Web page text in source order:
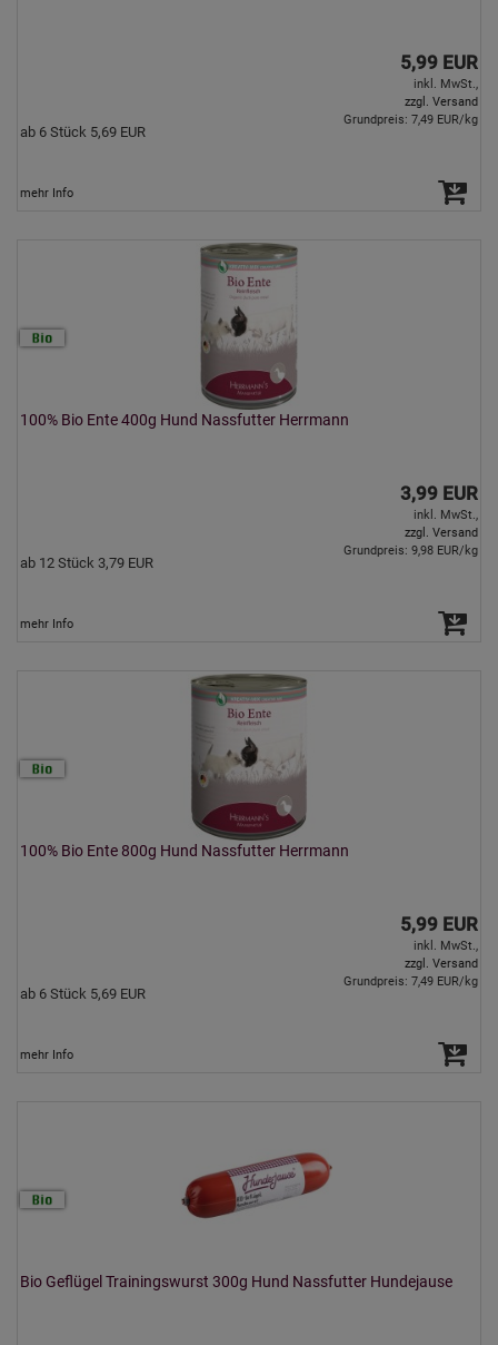
5,99 EUR
inkl. MwSt.,
zzgl. Versand
ab 6 Stück 5,69 EUR
Grundpreis: 7,49 EUR/kg
mehr Info
100% Bio Ente 400g Hund Nassfutter Herrmann
3,99 EUR
inkl. MwSt.,
zzgl. Versand
ab 12 Stück 3,79 EUR
Grundpreis: 9,98 EUR/kg
mehr Info
100% Bio Ente 800g Hund Nassfutter Herrmann
5,99 EUR
inkl. MwSt.,
zzgl. Versand
ab 6 Stück 5,69 EUR
Grundpreis: 7,49 EUR/kg
mehr Info
Bio Geflügel Trainingswurst 300g Hund Nassfutter Hundejause